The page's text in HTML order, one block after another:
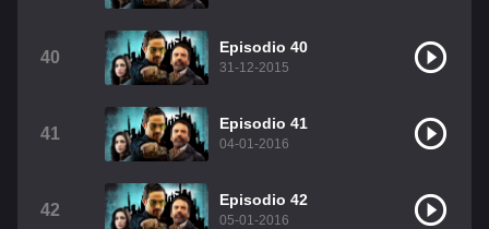
40
Episodio 40
31-12-2015
41
Episodio 41
04-01-2016
42
Episodio 42
05-01-2016